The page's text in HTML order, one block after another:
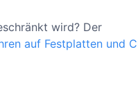
wird? Der
auf Festplatten und